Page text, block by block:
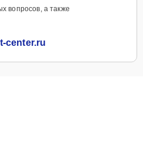
вопросов, а также
center.ru